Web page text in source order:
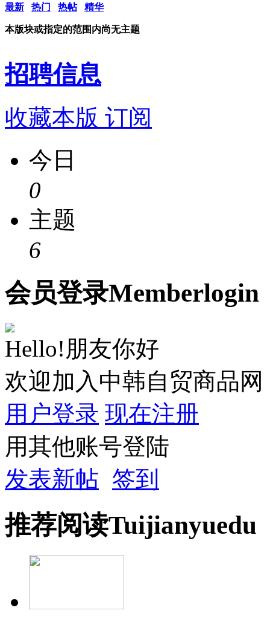
最新
热门 热帖 精华
本版块或指定的范围内尚无主题
招聘信息
收藏本版 订阅
今日
0
主题
6
会员登录Memberlogin
Hello!朋友你好
欢迎加入中韩自贸商品网
用户登录 现在注册
用其他账号登陆
发表新帖 签到
推荐阅读Tuijianyuedu